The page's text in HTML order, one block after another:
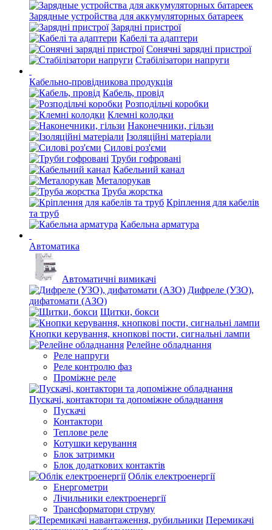
Зарядные устройства для аккумуляторных батареек
Зарядні пристрої
Кабелі та адаптери
Сонячні зарядні пристрої
Стабілізатори напруги
Кабельно-провідникова продукція
Кабель, провід
Розподільчі коробки
Клемні колодки
Наконечники, гільзи
Ізоляційні матеріали
Силові роз'єми
Труби гофровані
Кабельний канал
Металорукав
Труба жорстка
Кріплення для кабелів
та труб
Кабельна арматура
Автоматика
Автоматичні вимикачі
Дифреле (УЗО),
дифатомати (АЗО)
Щитки, бокси
Кнопки керування, кнопкові пости, сигнальні лампи
Релейне обладнання
Реле напруги
Реле контролю фаз
Проміжне реле
Пускачі, контактори та допоміжне обладнання
Пускачі
Контактори
Теплове реле
Котушки керування
Блок затримки
Блок додаткових контактів
Облік електроенергії
Енергометри
Лічильники електроенергії
Трансформатори струму
Перемикачі